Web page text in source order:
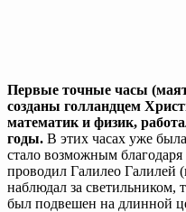
Первые точные часы
созданы голландцем
математик и физик,
годы. В этих часах уже
стало возможным
проводил Галилео Галилей
наблюдал за светильником,
был подвешен на длинной